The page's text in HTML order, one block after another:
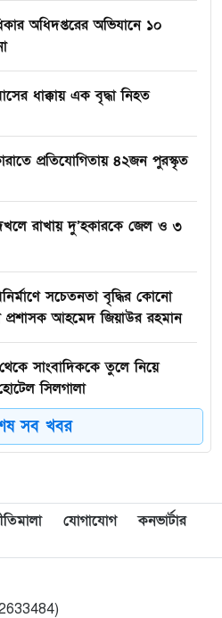
অধিদপ্তরের অভিযানে ১০
ধাক্কায় এক বৃদ্ধা নিহত
প্রতিযোগিতায় ৪২জন পুরস্কৃত
রাখায় দু’হকারকে জেল ও ৩
সচেতনতা বৃদ্ধির কোনো
আহমেদ জিয়াউর রহমান
থেকে সাংবাদিককে তুলে নিয়ে
সিলগালা
এন্টারপ্রাইজের মালিককে ২৫
পুরস্কার ২০২৫ : সেরা
জায়গা করে নিলেন
ও প্রযুক্তি সপ্তাহ উদযাপনের
সব খবর
যোগাযোগ
কনভার্টার